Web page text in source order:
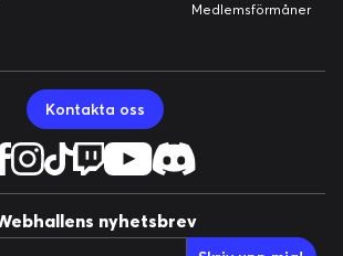
Medlemsförmåner
Kontakta oss
nyhetsbrev